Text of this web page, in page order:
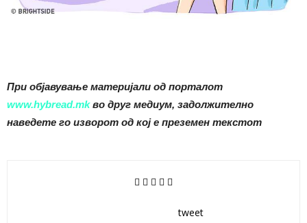
При објавување материјали од порталот
www.hybread.mkво друг медиум, задолжително
наведете го изворот од кој е преземен текстот
tweet